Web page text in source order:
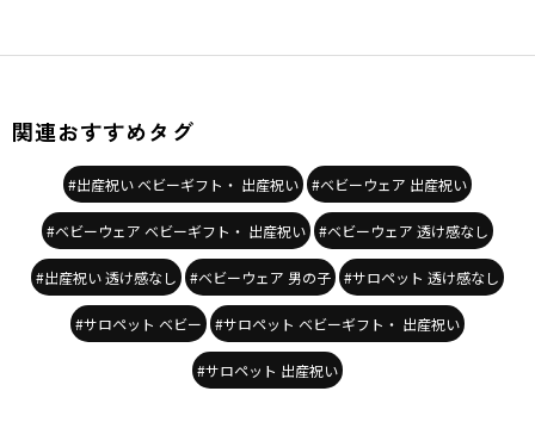
関連おすすめタグ
#出産祝い ベビーギフト・ 出産祝い #ベビーウェア 出産祝い
#ベビーウェア ベビーギフト・ 出産祝い #ベビーウェア 透け感なし
#出産祝い 透け感なし #ベビーウェア 男の子 #サロペット 透け感なし
#サロペット ベビー #サロペット ベビーギフト・ 出産祝い
#サロペット 出産祝い